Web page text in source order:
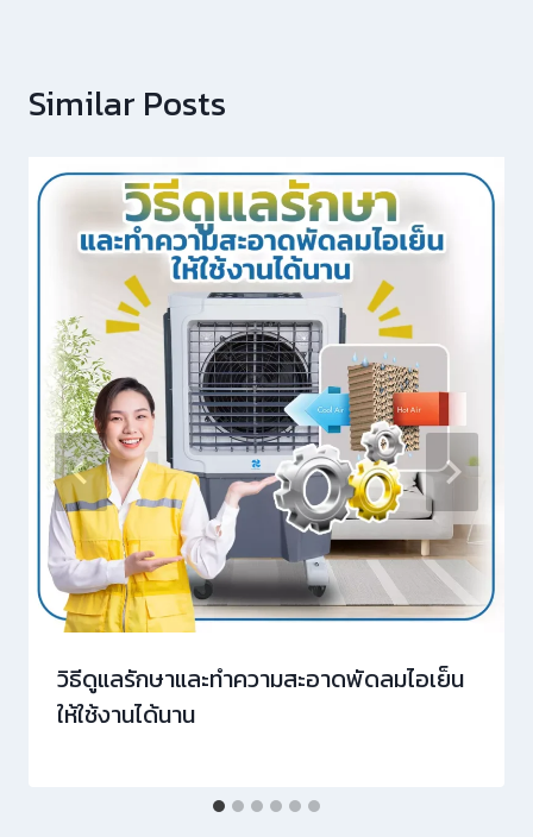
Similar Posts
วิธีดูแลรักษาและทำความสะอาดพัดลมไอเย็น
ให้ใช้งานได้นาน